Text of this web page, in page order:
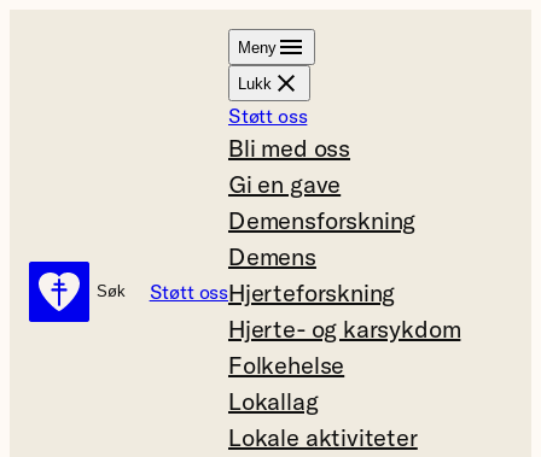
Søk
Søk Støtt oss
Meny
Lukk
Støtt oss
Bli med oss
Gi en gave
Demensforskning
Demens
Hjerteforskning
Hjerte- og karsykdom
Folkehelse
Lokallag
Lokale aktiviteter